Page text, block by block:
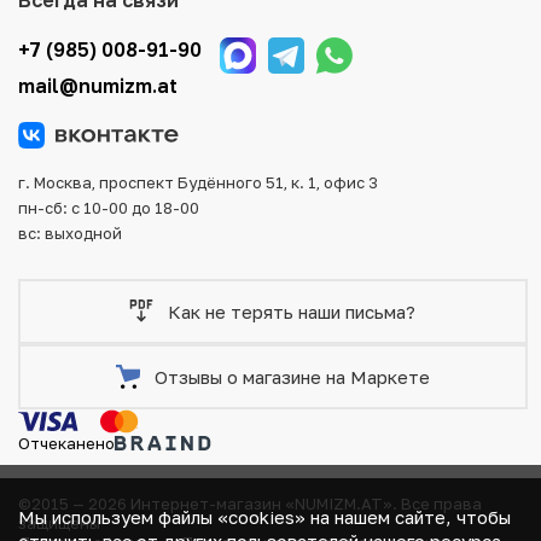
оплаты и доставки заказа. Все отправления надежно и
тщательно упаковываются, что исключает возможность
повреждения во время доставки.
+7 (985) 008-91-90
mail@numizm.at
г. Москва, проспект Будённого 51, к. 1, офис 3
пн-сб: с 10-00 до 18-00
вс: выходной
©2015 — 2026 Интернет-магазин «NUMIZM.AT». Все права
защищены
Как не терять наши письма?
Отзывы о магазине на Маркете
Отчеканено
Мы используем файлы «cookies» на нашем сайте, чтобы